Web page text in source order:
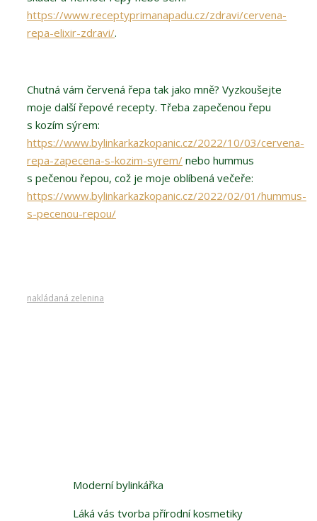
https://www.receptyprimanapadu.cz/zdravi/cervena-
repa-elixir-zdravi/.
Chutná vám červená řepa tak jako mně? Vyzkoušejte
moje další řepové recepty. Třeba zapečenou řepu
s kozím sýrem:
https://www.bylinkarkazkopanic.cz/2022/10/03/cervena-
repa-zapecena-s-kozim-syrem/ nebo hummus
s pečenou řepou, což je moje oblíbená večeře:
https://www.bylinkarkazkopanic.cz/2022/02/01/hummus-
s-pecenou-repou/
nakládaná zelenina
Moderní bylinkářka
Láká vás tvorba přírodní kosmetiky